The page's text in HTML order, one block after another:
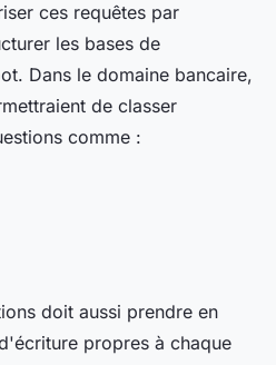
ces requêtes par
les bases de
Dans le domaine bancaire,
de classer
comme :
doit aussi prendre en
propres à chaque